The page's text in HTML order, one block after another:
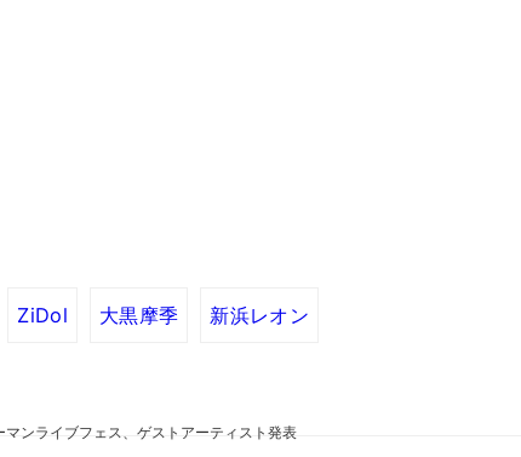
ZiDol 大黒摩季 新浜レオン
マンライブフェス、ゲストアーティスト発表